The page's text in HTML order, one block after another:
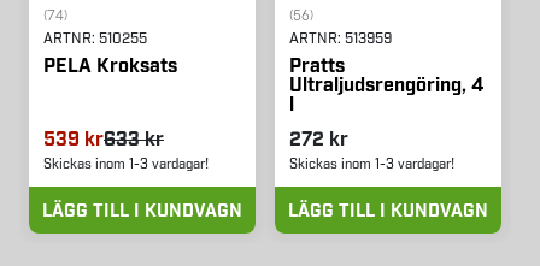
(74)
ARTNR: 510255
PELA Kroksats
539 kr633 kr
Skickas inom 1-3 vardagar!
LÄGG TILL I KUNDVAGN
(56)
ARTNR: 513959
Pratts
Ultraljudsrengöring, 4
l
272 kr
Skickas inom 1-3 vardagar!
LÄGG TILL I KUNDVAGN